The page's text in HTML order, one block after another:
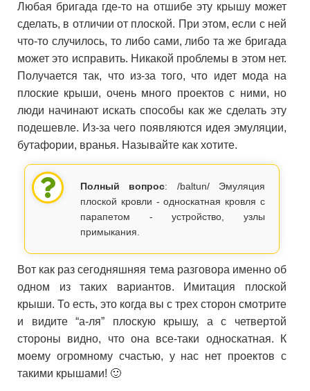
Любая бригада где-то на отшибе эту крышу может
сделать, в отличии от плоской. При этом, если с ней
что-то случилось, то либо сами, либо та же бригада
может это исправить. Никакой проблемы в этом нет.
Получается так, что из-за того, что идет мода на
плоские крыши, очень много проектов с ними, но
люди начинают искать способы как же сделать эту
подешевле. Из-за чего появляются идея эмуляции,
бутафории, вранья. Называйте как хотите.
Полный вопрос: /baltun/ Эмуляция
плоской кровли - односкатная кровля с
парапетом - устройство, узлы
примыкания.
Вот как раз сегодняшняя тема разговора именно об
одном из таких вариантов. Имитация плоской
крыши. То есть, это когда вы с трех сторон смотрите
и видите “а-ля” плоскую крышу, а с четвертой
стороны видно, что она все-таки односкатная. К
моему огромному счастью, у нас нет проектов с
такими крышами! 🙂